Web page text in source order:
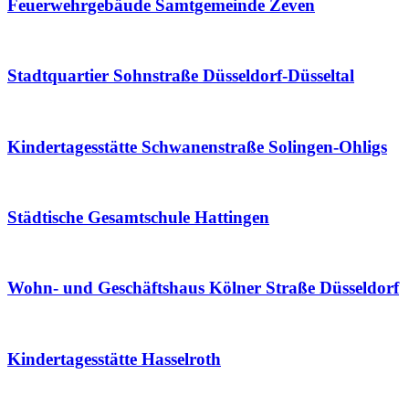
Feuerwehrgebäude Samtgemeinde Zeven
Stadtquartier Sohnstraße Düsseldorf-Düsseltal
Kindertagesstätte Schwanenstraße Solingen-Ohligs
Städtische Gesamtschule Hattingen
Wohn- und Geschäftshaus Kölner Straße Düsseldorf
Kindertagesstätte Hasselroth